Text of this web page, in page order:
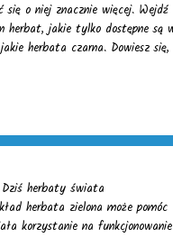
się o niej znacznie więcej. Wejdź
herbat, jakie tylko dostępne są
herbata czarna. Dowiesz się,
herbaty świata
herbata zielona może pomóc
korzystanie na funkcjonowanie